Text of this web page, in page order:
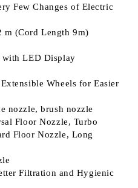
Few Changes of Electric
m (Cord Length 9m)
with LED Display
Wheels for Easier
nozzle, brush nozzle
Floor Nozzle, Turbo
Floor Nozzle, Long
Filtration and Hygienic